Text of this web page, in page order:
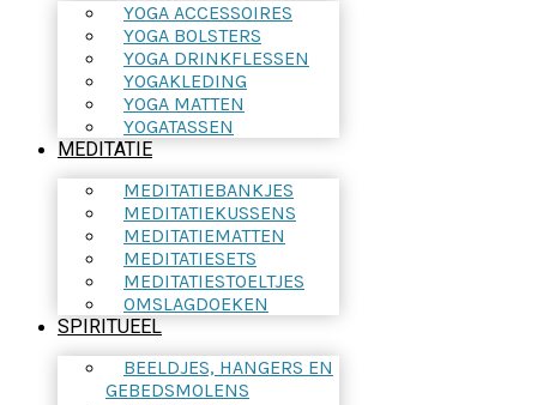
YOGA ACCESSOIRES
YOGA BOLSTERS
YOGA DRINKFLESSEN
YOGAKLEDING
YOGA MATTEN
YOGATASSEN
MEDITATIE
MEDITATIEBANKJES
MEDITATIEKUSSENS
MEDITATIEMATTEN
MEDITATIESETS
MEDITATIESTOELTJES
OMSLAGDOEKEN
SPIRITUEEL
BEELDJES, HANGERS EN
GEBEDSMOLENS